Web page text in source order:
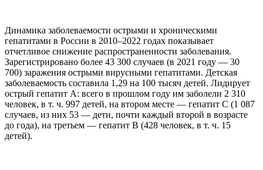
Динамика заболеваемости острыми и хроническими
гепатитами в России в 2010–2022 годах показывает
отчетливое снижение распространенности заболевания.
Зарегистрировано более 43 300 случаев (в 2021 году — 30
700) заражения острыми вирусными гепатитами. Детская
заболеваемость составила 1,29 на 100 тысяч детей. Лидирует
острый гепатит А: всего в прошлом году им заболели 2 310
человек, в т. ч. 997 детей, на втором месте — гепатит С (1 087
случаев, из них 53 — дети, почти каждый второй в возрасте
до года), на третьем — гепатит В (428 человек, в т. ч. 15
детей).